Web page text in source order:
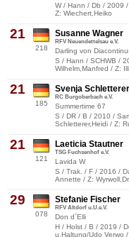
W / Hann / Db / 2009
Z: Wiechert,Heiko
21
218
Susanne Wagner
RFV Neuendettelsau e.V.
Darling von
S / Hann / SCHWB /
Wilhelm,Manfred / Z:
21
185
Svenja Schletterer
RC Burgoberbach e.V.
Summertime 67
S / DR / B / 2010 /
Schletterer,Heidi / Z:
21
121
Laeticia Stautner
TSG Fuchsenhof e.V.
Lavida W
S / Trak. / F / 2016 /
Annette / Z:
29
078
Stefanie Fischer
RFV Altdorf u.U.e.V.
Don d´Elli
H / Holst / B / 2019 /
u.Haltung/Udo Verwo